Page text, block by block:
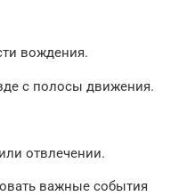
вождения.
с полосы движения.
отвлечении.
важные события